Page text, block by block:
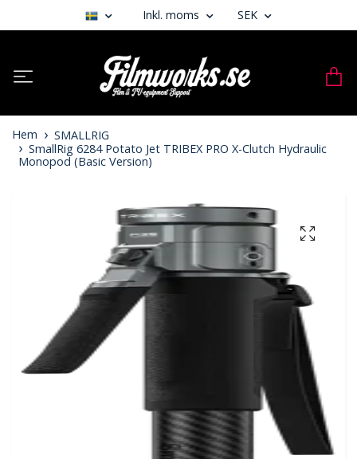
Inkl. moms SEK
Hem
SMALLRIG
SmallRig 6284 Potato Jet TRIBEX PRO X-Clutch Hydraulic
Monopod (Basic Version)